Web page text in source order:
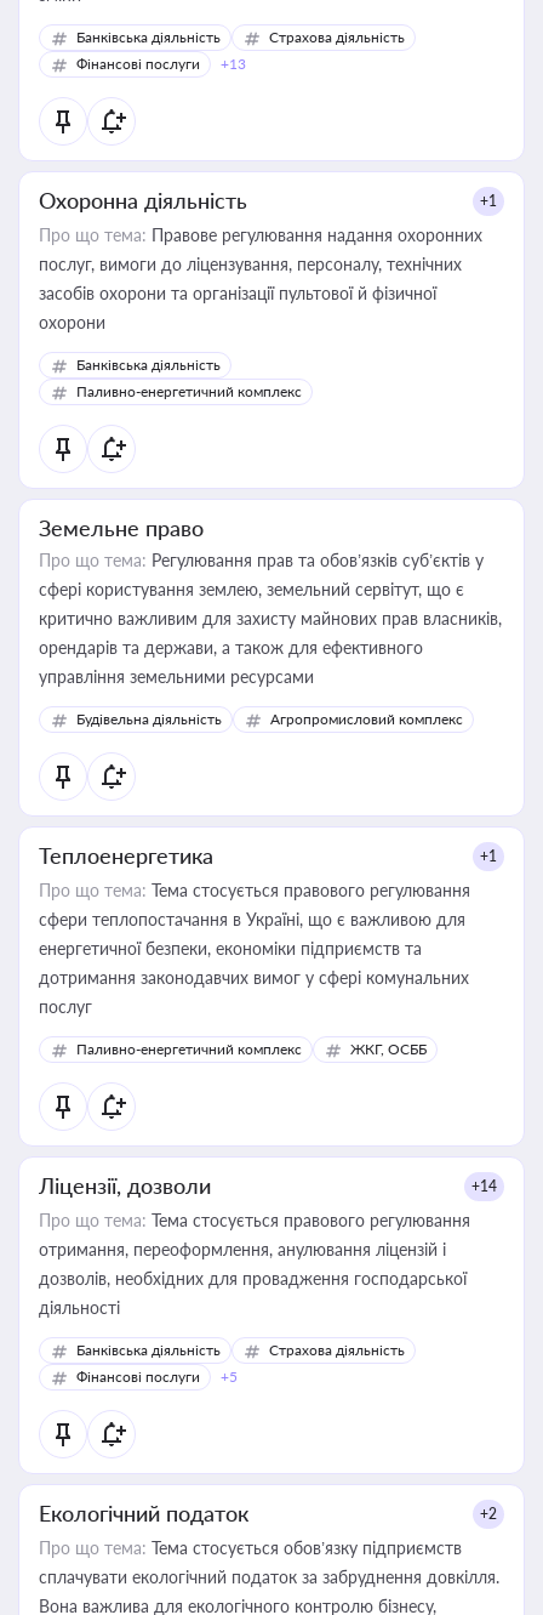
Банківська діяльність
Страхова діяльність
Фінансові послуги
+13
Охоронна діяльність +1
Про що тема: Правове регулювання надання охоронних
послуг, вимоги до ліцензування, персоналу, технічних
засобів охорони та організації пультової й фізичної
охорони
Банківська діяльність
Паливно-енергетичний комплекс
Земельне право
Про що тема: Регулювання прав та обов’язків суб’єктів у
сфері користування землею, земельний сервітут, що є
критично важливим для захисту майнових прав власників,
орендарів та держави, а також для ефективного
управління земельними ресурсами
Будівельна діяльність Агропромисловий комплекс
Теплоенергетика +1
Про що тема: Тема стосується правового регулювання
сфери теплопостачання в Україні, що є важливою для
енергетичної безпеки, економіки підприємств та
дотримання законодавчих вимог у сфері комунальних
послуг
Паливно-енергетичний комплекс ЖКГ, ОСББ
Ліцензії, дозволи +14
Про що тема: Тема стосується правового регулювання
отримання, переоформлення, анулювання ліцензій і
дозволів, необхідних для провадження господарської
діяльності
Банківська діяльність
Страхова діяльність
Фінансові послуги
+5
Екологічний податок +2
Про що тема: Тема стосується обов’язку підприємств
сплачувати екологічний податок за забруднення довкілля.
Вона важлива для екологічного контролю бізнесу,